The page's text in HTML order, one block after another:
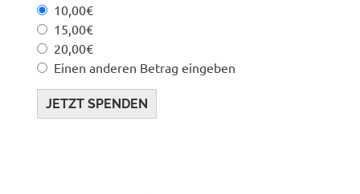
10,00€
15,00€
20,00€
Einen anderen Betrag eingeben
JETZT SPENDEN